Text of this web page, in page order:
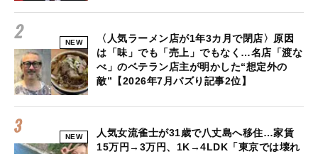
NEW
〈人気ラーメン店が1年3カ月で閉店〉原因
は「味」でも「売上」でもなく…名店「渡な
べ」のベテラン店主が明かした“想定外の
敵”【2026年7月バズり記事2位】
NEW
人気女流雀士が31歳で八丈島へ移住…家賃
15万円→3万円、1K→4LDK「東京では壊れ